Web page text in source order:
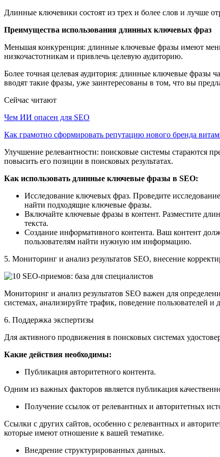
Длинные ключевики состоят из трех и более слов и лучше
Преимущества использования длинных ключевых фраз
Меньшая конкуренция: длинные ключевые фразы имеют
низкочастотникам и привлечь целевую аудиторию.
Более точная целевая аудитория: длинные ключевые фразы
вводят такие фразы, уже заинтересованы в том, что вы
Сейчас читают
Чем ИИ опасен для SEO
Как грамотно сформировать репутацию нового бренда
Улучшение релевантности: поисковые системы стараются
повысить его позиции в поисковых результатах.
Как использовать длинные ключевые фразы в SEO:
Исследование ключевых фраз. Проведите
найти подходящие ключевые фразы.
Включайте ключевые фразы в контент. Разместите
текста.
Создание информативного контента. Ваш контент
пользователям найти нужную им информацию.
5. Мониторинг и анализ результатов SEO, внесение
Мониторинг и анализ результатов SEO важен для
системах, анализируйте трафик, поведение пользователей
6. Поддержка экспертизы
Для активного продвижения в поисковых системах
Какие действия необходимы:
Публикация авторитетного контента.
Одним из важных факторов является публикация
Получение ссылок от релевантных и авторитетных
Ссылки с других сайтов, особенно с релевантных и
которые имеют отношение к вашей тематике.
Внедрение структурированных данных.